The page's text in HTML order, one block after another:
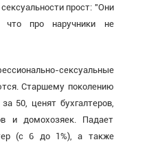
прост: "Они
что про наручники не
сексуальные
Старшему поколению
50, ценят бухгалтеров,
и домохозяек. Падает
(с 6 до 1%), а также